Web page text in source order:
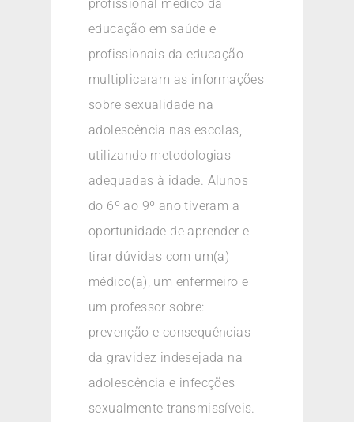
profissional médico da
educação em saúde e
profissionais da educação
multiplicaram as informações
sobre sexualidade na
adolescência nas escolas,
utilizando metodologias
adequadas à idade. Alunos
do 6º ao 9º ano tiveram a
oportunidade de aprender e
tirar dúvidas com um(a)
médico(a), um enfermeiro e
um professor sobre:
prevenção e consequências
da gravidez indesejada na
adolescência e infecções
sexualmente transmissíveis.